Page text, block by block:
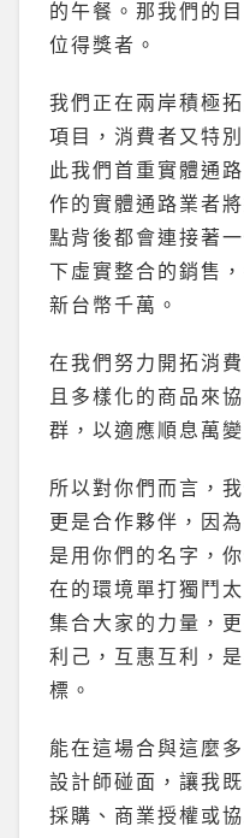
的午餐。那我們的
位得獎者。
我們正在兩岸積極
項目，消費者又特
此我們首重實體通
作的實體通路業者
點背後都會連接著
下虛實整合的銷售
新台幣千萬。
在我們努力開拓消
且多樣化的商品來
群，以適應順息萬變
所以對你們而言，
更是合作夥伴，因
是用你們的名字，
在的環境單打獨鬥
集合大家的力量，
利己，互惠互利，
標。
能在這場合與這麼
設計師碰面，讓我
採購、商業授權或